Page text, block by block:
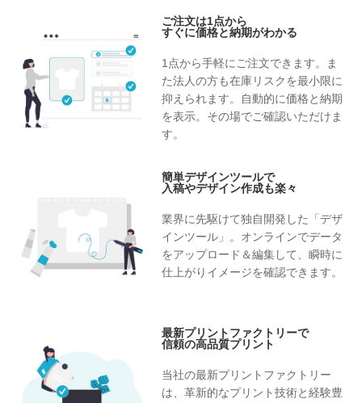
ご注文は1点から
すぐに価格と納期がわかる
1点から手軽にご注文できます。ま
た法人の方も在庫リスクを最小限に
抑えられます。自動的に価格と納期
を表示。その場でご確認いただけま
す。
簡単デザインツールで
入稿やデザイン作成も楽々
業界に先駆けて独自開発した「デザ
インツール」。オンラインでデータ
をアップロード＆編集して、瞬時に
仕上がりイメージを確認できます。
最新プリントファクトリーで
信頼の高品質プリント
当社の最新プリントファクトリー
は、革新的なプリント技術と経験豊